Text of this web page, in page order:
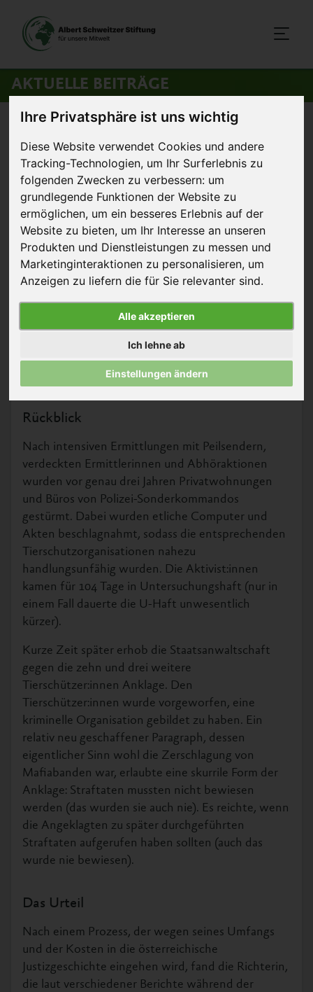
Ihre Privatsphäre ist uns wichtig
Diese Website verwendet Cookies und andere
Tracking-Technologien, um Ihr Surferlebnis zu
folgenden Zwecken zu verbessern: um
grundlegende Funktionen der Website zu
ermöglichen, um ein besseres Erlebnis auf der
Website zu bieten, um Ihr Interesse an unseren
Produkten und Dienstleistungen zu messen und
Marketinginteraktionen zu personalisieren, um
Anzeigen zu liefern die für Sie relevanter sind.
Alle akzeptieren
Ich lehne ab
Einstellungen ändern
AKTUELLE BEITRÄGE
Startseite > Aktuelles>Freispruch in Österreich
4. Mai 2011 Artikel
Freispruch in Österreich
Tierschutzprozess in Österreich ©
Vorgestern ging der
Monsterprozess gegen
13 österreichische
Tierschützer:innen zu
Ende. Die gute und für
viele unerwartete
Nachricht: Alle
Aktivist:innen wurden
freigesprochen.
Rückblick
Nach intensiven Ermittlungen mit Peilsendern,
verdeckten Ermittlerinnen und Abhöraktionen
wurden vor genau drei Jahren Privatwohnungen
und Büros von Polizei-Sonderkommandos
gestürmt. Dabei wurden etliche Computer und
Akten beschlagnahmt, sodass die entsprechenden
Tierschutzorganisationen nahezu
handlungsunfähig wurden. Die Aktivist:innen
kamen für 104 Tage in Untersuchungshaft (nur in
einem Fall dauerte die U-Haft unwesentlich
kürzer).
Kurze Zeit später erhob die Staatsanwaltschaft
gegen die zehn und drei weitere
Tierschützer:innen Anklage. Den
Tierschützer:innen wurde vorgeworfen, eine
kriminelle Organisation gebildet zu haben. Ein
relativ neu geschaffener Paragraph, dessen
eigentlicher Sinn wohl die Zerschlagung von
Mafiabanden war, erlaubte eine skurrile Form der
Anklage: Straftaten mussten nicht bewiesen
werden (das wurden sie auch nie). Es reichte, wenn
die Angeklagten zu später durchgeführten
Straftaten aufgerufen haben sollten (auch das
wurde nie bewiesen).
Das Urteil
Nach einem Prozess, der wegen seines Umfangs
und der Kosten in die österreichische
Justizgeschichte eingehen wird, fand die Richterin,
die laut verschiedener Berichte während der